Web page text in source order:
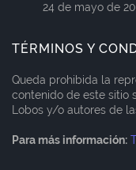
24 de mayo de
TÉRMINOS Y
Queda prohibida la
contenido de este sitio
Lobos y/o autores de
Para más información: